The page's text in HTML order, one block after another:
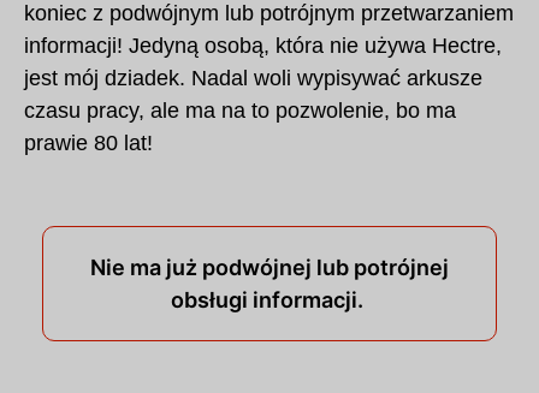
koniec z podwójnym lub potrójnym przetwarzaniem
informacji! Jedyną osobą, która nie używa Hectre,
jest mój dziadek. Nadal woli wypisywać arkusze
czasu pracy, ale ma na to pozwolenie, bo ma
prawie 80 lat!
Nie ma już podwójnej lub potrójnej
obsługi informacji.